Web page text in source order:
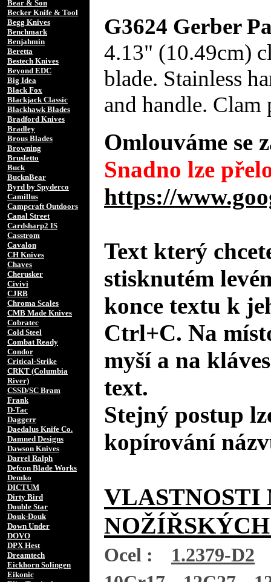
Bear & Son
Becker Knife & Tool
Begg Knives
Benchmark
Benjahmin
Beretta
Bestech Knives
Beyond EDC
Big Idea
Black Fox
Blackjack Classic
Blackhawk Blades
Bradford Knives
Bradley
Brous Blades
Browning
Brusletto
Buck
BucknBear
Byrd by Spyderco
Camillus
Campcraft Outdoors
Canal Street
Cardsharp2 IS
Casstrom
Cavalon
CH Knives
Chaves
Cherusker
Civivi
CJRB
Chroma Scales
CMB Made Knives
Cobratec
Cold Steel
Combat Ready
Condor
Critical-Strike
CRKT (Columbia
River)
CSSD/SC Bram
Frank
D-Tac
Daggerr
Daedalus Knife Co.
Damned Designs
Dawson Knives
Darrel Ralph
Defcon Blade Works
Demko
DICTUM
Dirty Bird
Double Star
Douk-Douk
Down Under
DOVO
DPX Hest
Dreamtech
Eickhorn Solingen
Eikonic
G3624 Gerber
4.13" (10.49cm)
blade. Stainless
and handle. Clam
Omlouváme se
Snadno lze
https://
Text který
stisknutém
konce textu k
Ctrl+C. Na
myší a na
text.
Stejný postup
kopírování
VLASTNOSTI
Ocel :
1.2379-D2